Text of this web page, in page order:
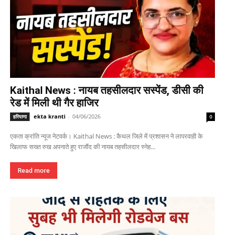
Kaithal News : नायब तहसीलदार सस्पेंड, डीसी की
रेड में मिली थी गैर हाजिर
हरियाणा ekta kranti - 04/06/2026 0
एकता क्रांति न्यूज नेटवर्क। Kaithal News : कैथल जिले में प्रशासन ने लापरवाही के
खिलाफ सख्त रुख अपनाते हुए राजौंद की नायब तहसीलदार स्नेह...
Read more